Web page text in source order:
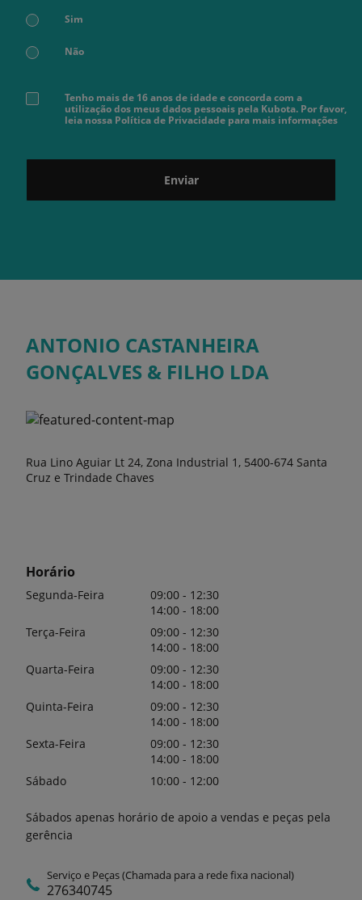
Sim
Não
Tenho mais de 16 anos de idade e concorda com a
utilização dos meus dados pessoais pela Kubota. Por favor,
leia nossa Política de Privacidade para mais informações
Enviar
ANTONIO CASTANHEIRA
GONÇALVES & FILHO LDA
Rua Lino Aguiar Lt 24, Zona Industrial 1, 5400-674 Santa
Cruz e Trindade Chaves
Horário
Segunda-Feira
09:00 - 12:30
14:00 - 18:00
Terça-Feira
09:00 - 12:30
14:00 - 18:00
Quarta-Feira
09:00 - 12:30
14:00 - 18:00
Quinta-Feira
09:00 - 12:30
14:00 - 18:00
Sexta-Feira
09:00 - 12:30
14:00 - 18:00
Sábado
10:00 - 12:00
Sábados apenas horário de apoio a vendas e peças pela
gerência
Serviço e Peças (Chamada para a rede fixa nacional)
276340745